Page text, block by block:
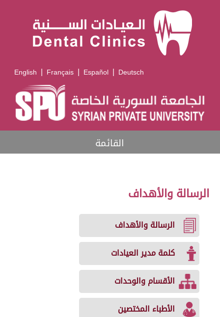
English | Français | Español | Deutsch
القائمة
الرسالة والأهداف
الرسالة والأهداف
كلمة مدير العيادات
الأقسام والوحدات
الأطباء المختصين